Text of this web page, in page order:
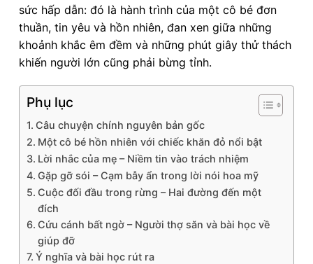
sức hấp dẫn: đó là hành trình của một cô bé đơn
thuần, tin yêu và hồn nhiên, đan xen giữa những
khoảnh khắc êm đềm và những phút giây thử thách
khiến người lớn cũng phải bừng tỉnh.
Phụ lục
Câu chuyện chính nguyên bản gốc
Một cô bé hồn nhiên với chiếc khăn đỏ nổi bật
Lời nhắc của mẹ – Niềm tin vào trách nhiệm
Gặp gỡ sói – Cạm bẫy ẩn trong lời nói hoa mỹ
Cuộc đối đầu trong rừng – Hai đường đến một
đích
Cứu cánh bất ngờ – Người thợ săn và bài học về
giúp đỡ
Ý nghĩa và bài học rút ra